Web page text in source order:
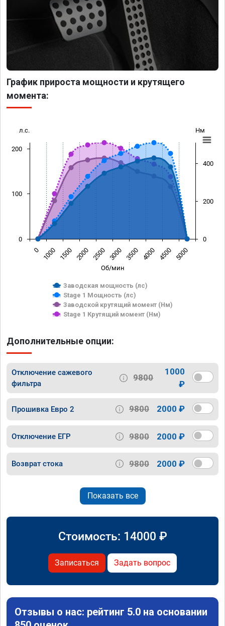
График прироста мощности и крутящего
момента:
Об/мин
л.с. Нм
Заводская мощность (лс)
Stage 1 Мощность (лс)
Заводской крутящий момент (Нм)
Stage 1 Крутящий момент (Нм)
0 1000 1500 2000 2500 3000 3500 4000 4500 5000
0
100
200
0
200
400
Дополнительные опции:
Отключение сажевого
фильтра
9800
1000
₽
Прошивка Евро 2 9800 2000 ₽
Отключение ЕГР 9800 2000 ₽
Возврат стока 9800 2000 ₽
Показать все
Стоимость: 14000 ₽
Записаться Задать вопрос
Отзывы о нас: рейтинг 5.0 на основании